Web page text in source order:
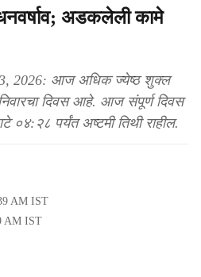
धनवर्षाव; अडकलेली कामे
2026: आज अधिक ज्येष्ठ शुक्ल
दिवस आहे. आज संपूर्ण दिवस
०४:२८ पर्यंत अष्टमी तिथी राहील.
AM IST
AM IST